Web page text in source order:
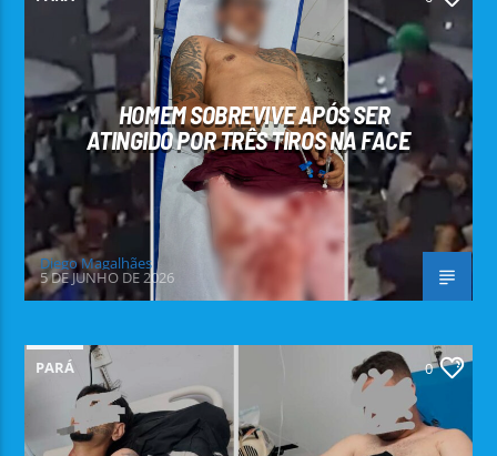
HOMEM SOBREVIVE APÓS SER
ATINGIDO POR TRÊS TIROS NA FACE
Diego Magalhães
5 DE JUNHO DE 2026
PARÁ 0